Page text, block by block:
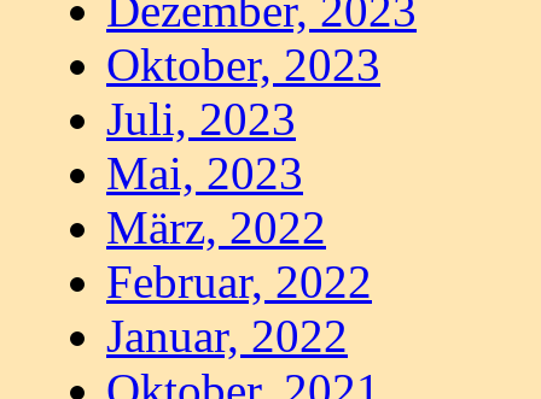
Oktober, 2023
Juli, 2023
Mai, 2023
März, 2022
Februar, 2022
Januar, 2022